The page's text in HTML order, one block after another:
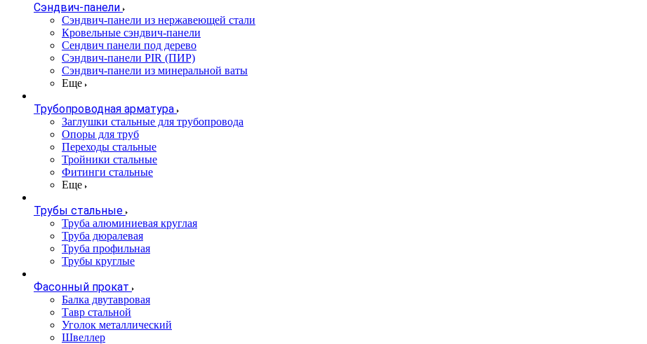
Сэндвич-панели
Cэндвич-панели из нержавеющей стали
Кровельные сэндвич-панели
Сендвич панели под дерево
Сэндвич-панели PIR (ПИР)
Сэндвич-панели из минеральной ваты
Еще
Трубопроводная арматура
Заглушки стальные для трубопровода
Опоры для труб
Переходы стальные
Тройники стальные
Фитинги стальные
Еще
Трубы стальные
Труба алюминиевая круглая
Труба дюралевая
Труба профильная
Трубы круглые
Фасонный прокат
Балка двутавровая
Тавр стальной
Уголок металлический
Швеллер